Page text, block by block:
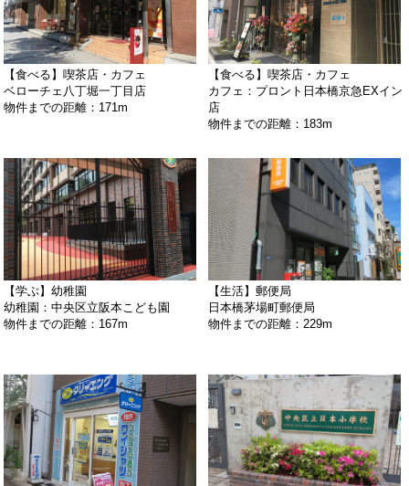
【食べる】喫茶店・カフェ
ベローチェ八丁堀一丁目店
物件までの距離：171m
【食べる】喫茶店・カフェ
カフェ：プロント日本橋京急EXイン
店
物件までの距離：183m
【学ぶ】幼稚園
幼稚園：中央区立阪本こども園
物件までの距離：167m
【生活】郵便局
日本橋茅場町郵便局
物件までの距離：229m